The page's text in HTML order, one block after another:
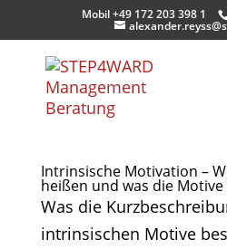
Mobil +49 172 203 398 1
Intrinsische Motivation –
heißen und was die
Was die
intrinsischen Motive